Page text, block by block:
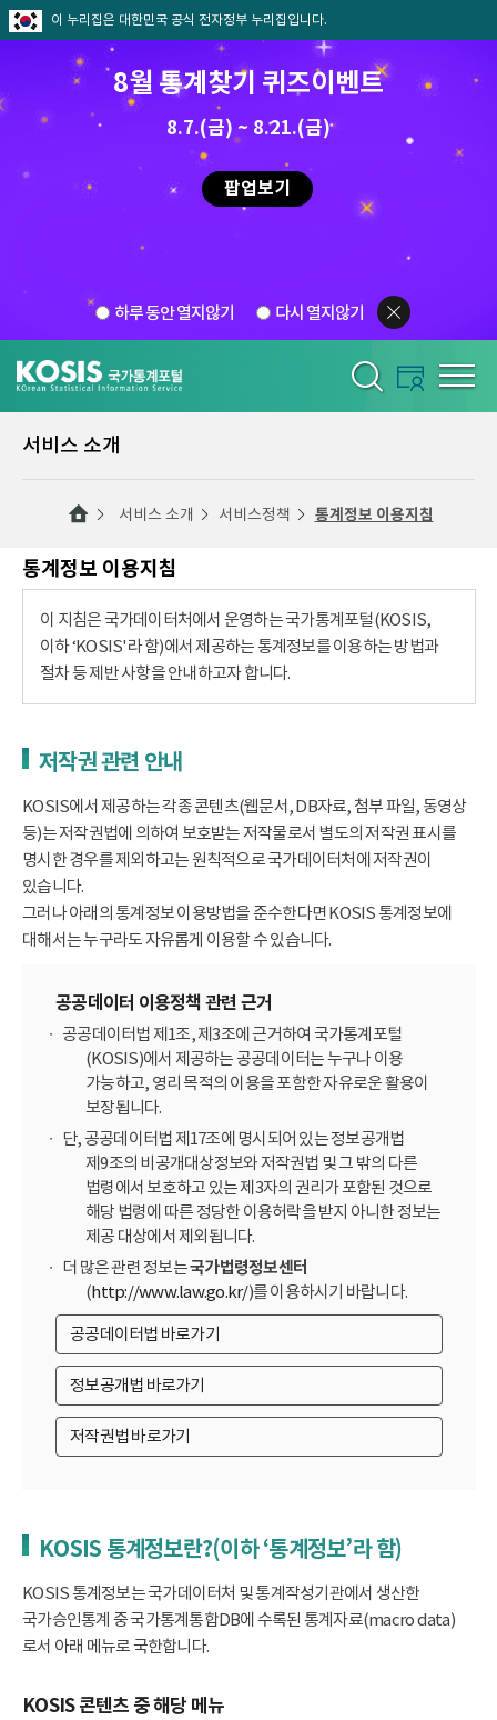
이 누리집은 대한민국 공식 전자정부 누리집입니다.
8월 통계찾기 퀴즈이벤트
8.7.(금) ~ 8.21.(금)
팝업보기
하루 동안 열지않기 다시 열지않기
서비스 소개
서비스 소개 서비스정책 통계정보 이용지침
통계정보 이용지침
이 지침은 국가데이터처에서 운영하는 국가통계포털(KOSIS,
이하 ‘KOSIS'라 함)에서 제공하는 통계정보를 이용하는 방법과
절차 등 제반 사항을 안내하고자 합니다.
저작권 관련 안내
KOSIS에서 제공하는 각종 콘텐츠(웹문서, DB자료, 첨부 파일, 동영상
등)는 저작권법에 의하여 보호받는 저작물로서 별도의 저작권 표시를
명시한 경우를 제외하고는 원칙적으로 국가데이터처에 저작권이
있습니다.
그러나 아래의 통계정보 이용방법을 준수한다면 KOSIS 통계정보에
대해서는 누구라도 자유롭게 이용할 수 있습니다.
공공데이터 이용정책 관련 근거
공공데이터법 제1조, 제3조에 근거하여 국가통계포털
(KOSIS)에서 제공하는 공공데이터는 누구나 이용
가능하고, 영리 목적의 이용을 포함한 자유로운 활용이
보장됩니다.
단, 공공데이터법 제17조에 명시되어 있는 정보공개법
제9조의 비공개대상정보와 저작권법 및 그 밖의 다른
법령에서 보호하고 있는 제3자의 권리가 포함된 것으로
해당 법령에 따른 정당한 이용허락을 받지 아니한 정보는
제공 대상에서 제외됩니다.
더 많은 관련 정보는국가법령정보센터
(http://www.law.go.kr/)를 이용하시기 바랍니다.
공공데이터법 바로가기
정보공개법 바로가기
저작권법 바로가기
KOSIS 통계정보란?(이하 ‘통계정보’라 함)
KOSIS 통계정보는 국가데이터처 및 통계작성기관에서 생산한
국가승인통계 중 국가통계통합DB에 수록된 통계자료(macro data)
로서 아래 메뉴로 국한합니다.
KOSIS 콘텐츠 중 해당 메뉴